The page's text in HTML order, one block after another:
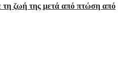
τη ζωή της μετά από πτώση από